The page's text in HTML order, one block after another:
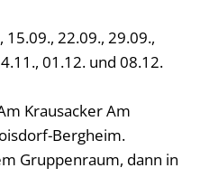
22.09., 29.09.,
01.12. und 08.12.
Krausacker Am
Bergheim.
Gruppenraum, dann in